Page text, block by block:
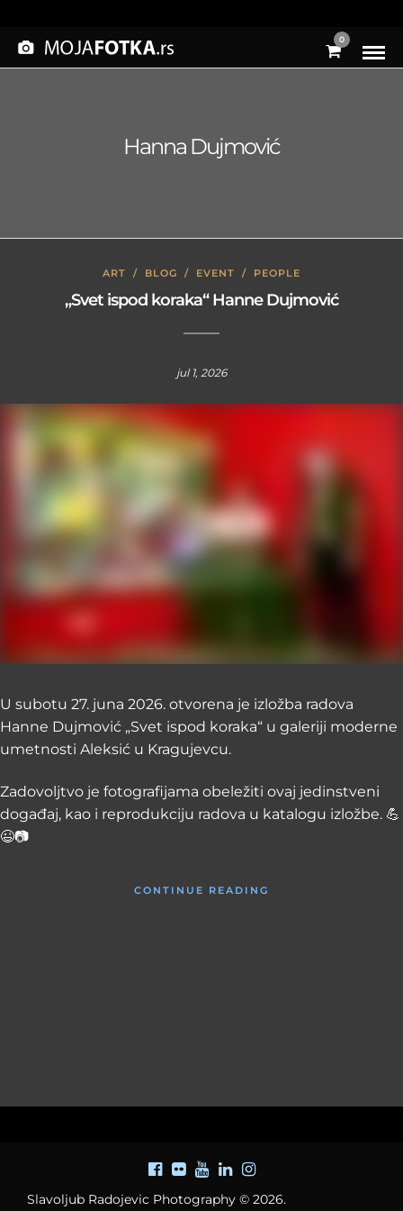
0
Hanna Dujmović
ART / BLOG / EVENT / PEOPLE
„Svet ispod koraka“ Hanne Dujmović
jul 1, 2026
U subotu 27. juna 2026. otvorena je izložba radova
Hanne Dujmović „Svet ispod koraka“ u galeriji moderne
umetnosti Aleksić u Kragujevcu.
Zadovoljtvo je fotografijama obeležiti ovaj jedinstveni
događaj, kao i reprodukciju radova u katalogu izložbe. 💪
😉📷
CONTINUE READING
Slavoljub Radojevic Photography © 2026.